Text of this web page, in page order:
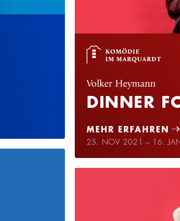
Volker Heymann
DINNER
MEHR ERFAHREN
25. NOV 2021 – 16.